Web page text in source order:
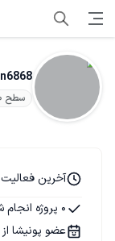
سطح ۰
آخرین فعالیت 22 تیر 1404
0 پروژه انجام شده
عضو پونیشا از 06 تیر 1404